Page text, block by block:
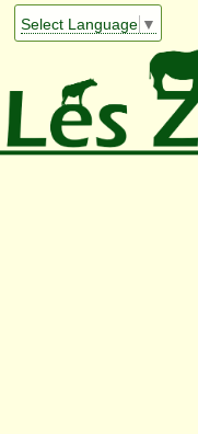
Select Language ▼